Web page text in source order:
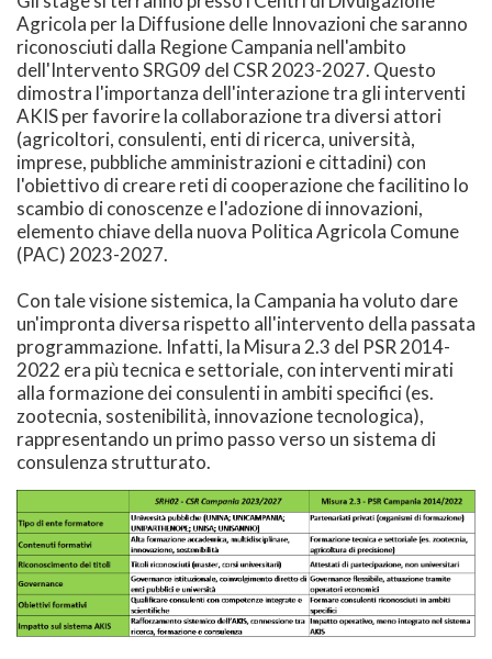
Agricola per la Diffusione delle Innovazioni che saranno
riconosciuti dalla Regione Campania nell'ambito
dell'Intervento SRG09 del CSR 2023-2027. Questo
dimostra l'importanza dell'interazione tra gli interventi
AKIS per favorire la collaborazione tra diversi attori
(agricoltori, consulenti, enti di ricerca, università,
imprese, pubbliche amministrazioni e cittadini) con
l'obiettivo di creare reti di cooperazione che facilitino lo
scambio di conoscenze e l'adozione di innovazioni,
elemento chiave della nuova Politica Agricola Comune
(PAC) 2023-2027.
Con tale visione sistemica, la Campania ha voluto dare
un'impronta diversa rispetto all'intervento della passata
programmazione. Infatti, la Misura 2.3 del PSR 2014-
2022 era più tecnica e settoriale, con interventi mirati
alla formazione dei consulenti in ambiti specifici (es.
zootecnia, sostenibilità, innovazione tecnologica),
rappresentando un primo passo verso un sistema di
consulenza strutturato.